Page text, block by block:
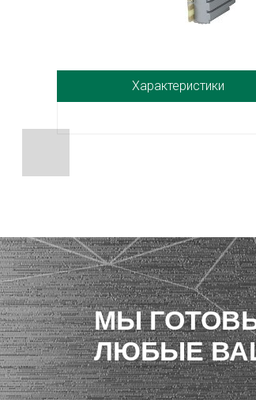
Характеристики
МЫ
ЛЮБЫЕ